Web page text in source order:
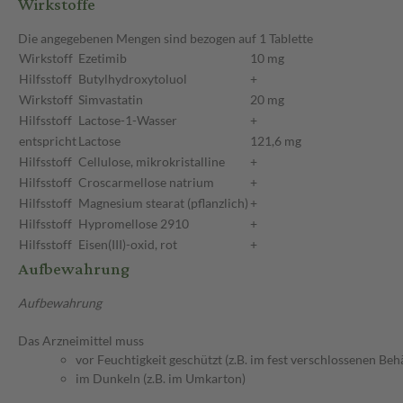
Die angegebenen Mengen sind bezogen auf 1 Tablette
Wirkstoff Ezetimib
10 mg
Hilfsstoff Butylhydroxytoluol
+
Wirkstoff Simvastatin
20 mg
Hilfsstoff Lactose-1-Wasser
+
entsprichtLactose
121,6 mg
Hilfsstoff Cellulose, mikrokristalline
+
Hilfsstoff Croscarmellose natrium
+
Hilfsstoff Magnesium stearat (pflanzlich) +
Hilfsstoff Hypromellose 2910
+
Hilfsstoff Eisen(III)-oxid, rot +
Aufbewahrung
Aufbewahrung
Das Arzneimittel muss
vor Feuchtigkeit geschützt (z.B. im fest verschlossenen
im Dunkeln (z.B. im Umkarton)